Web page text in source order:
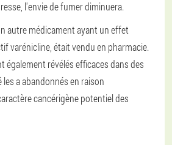
l'envie de fumer diminuera.
autre médicament ayant un effet
varénicline, était vendu en pharmacie.
également révélés efficaces dans des
a abandonnés en raison
cancérigène potentiel des